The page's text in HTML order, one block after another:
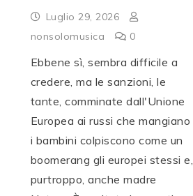
Luglio 29, 2026
nonsolomusica
0
Ebbene sì, sembra difficile a
credere, ma le sanzioni, le
tante, comminate dall'Unione
Europea ai russi che mangiano
i bambini colpiscono come un
boomerang gli europei stessi e,
purtroppo, anche madre